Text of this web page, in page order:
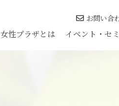
女性プラザとは イベント・セ
お問い合